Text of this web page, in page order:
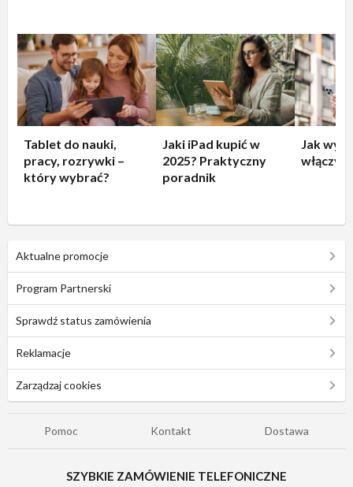
Tablet do nauki,
pracy, rozrywki –
który wybrać?
Jaki iPad kupić w
2025? Praktyczny
poradnik
Jak
włączyć
Aktualne promocje
Program Partnerski
Sprawdź status zamówienia
Reklamacje
Zarządzaj cookies
Pomoc Kontakt Dostawa
SZYBKIE ZAMÓWIENIE TELEFONICZNE